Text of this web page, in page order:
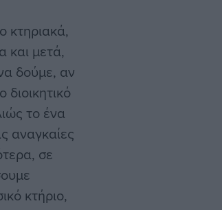
κτηριακά,
και μετά,
δούμε, αν
το ένα
αναγκαίες
σε
κτήριο,